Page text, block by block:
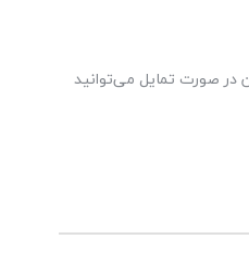
در صورت تمایل می‌توانید